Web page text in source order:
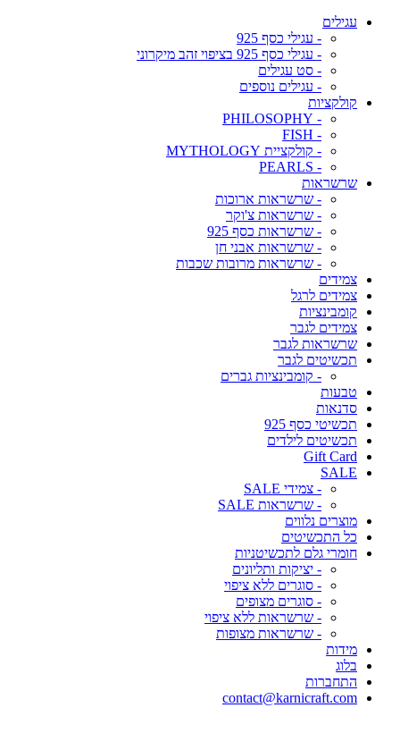
עגילים
- עגילי כסף 925
- עגילי כסף 925 בציפוי זהב מיקרוני
- סט עגילים
- עגילים נוספים
קולקציות
- PHILOSOPHY
- FISH
- קולקציית MYTHOLOGY
- PEARLS
שרשראות
- שרשראות ארוכות
- שרשראות צ'וקר
- שרשראות כסף 925
- שרשראות אבני חן
- שרשראות מרובות שכבות
צמידים
צמידים לרגל
קומבינציות
צמידים לגבר
שרשראות לגבר
תכשיטים לגבר
- קומבינציות גברים
טבעות
סדנאות
תכשיטי כסף 925
תכשיטים לילדים
Gift Card
SALE
- צמידי SALE
- שרשראות SALE
מוצרים נלווים
כל התכשיטים
חומרי גלם לתכשיטניות
- יציקות ותליונים
- סוגרים ללא ציפוי
- סוגרים מצופים
- שרשראות ללא ציפוי
- שרשראות מצופות
מידות
בלוג
התחברות
contact@karnicraft.com